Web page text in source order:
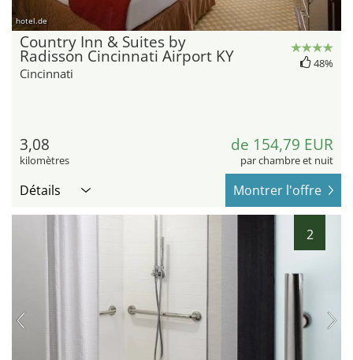
hotel.de
Country Inn & Suites by
Radisson Cincinnati Airport KY
Cincinnati
48%
3,08
kilomètres
de 154,79 EUR
par chambre et nuit
Détails Montrer l'offre
2